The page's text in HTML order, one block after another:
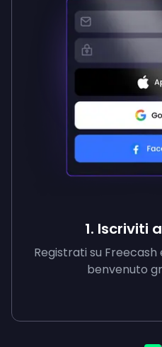
1. Iscriviti
Registrati su
benvenuto